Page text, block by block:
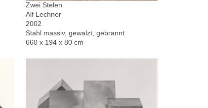
Zwei Stelen
Alf Lechner
2002
Stahl massiv, gewalzt, gebrannt
660 x 194 x 80 cm